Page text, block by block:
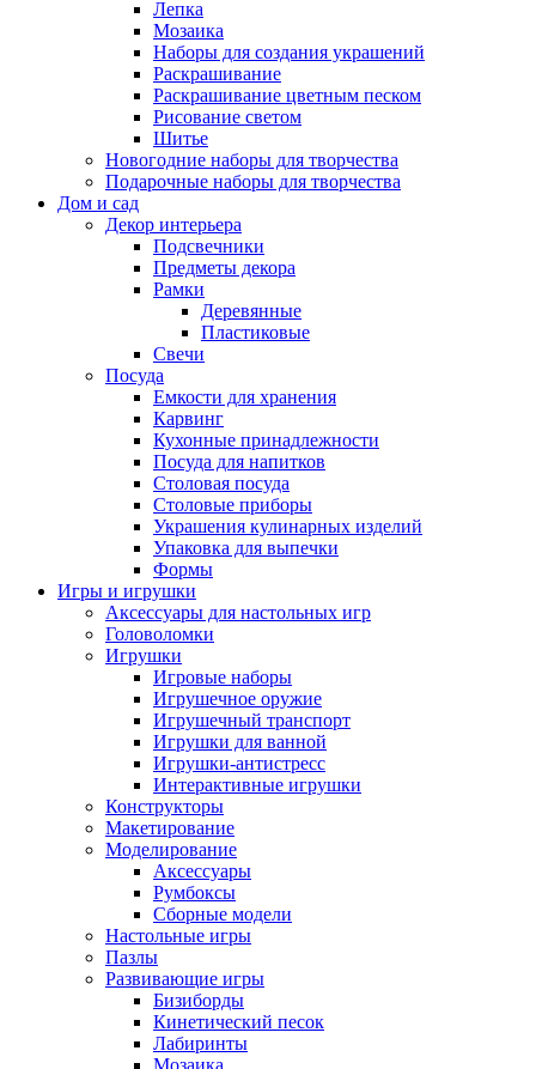
Лепка
Мозаика
Наборы для создания украшений
Раскрашивание
Раскрашивание цветным песком
Рисование светом
Шитье
Новогодние наборы для творчества
Подарочные наборы для творчества
Дом и сад
Декор интерьера
Подсвечники
Предметы декора
Рамки
Деревянные
Пластиковые
Свечи
Посуда
Емкости для хранения
Карвинг
Кухонные принадлежности
Посуда для напитков
Столовая посуда
Столовые приборы
Украшения кулинарных изделий
Упаковка для выпечки
Формы
Игры и игрушки
Аксессуары для настольных игр
Головоломки
Игрушки
Игровые наборы
Игрушечное оружие
Игрушечный транспорт
Игрушки для ванной
Игрушки-антистресс
Интерактивные игрушки
Конструкторы
Макетирование
Моделирование
Аксессуары
Румбоксы
Сборные модели
Настольные игры
Пазлы
Развивающие игры
Бизиборды
Кинетический песок
Лабиринты
Мозаика